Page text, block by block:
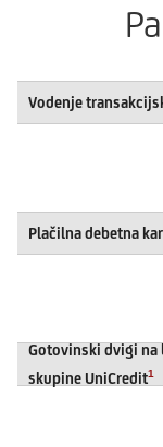
Vodenje
Plačilna debetna
Gotovinski dvigi na
skupine UniCredit1